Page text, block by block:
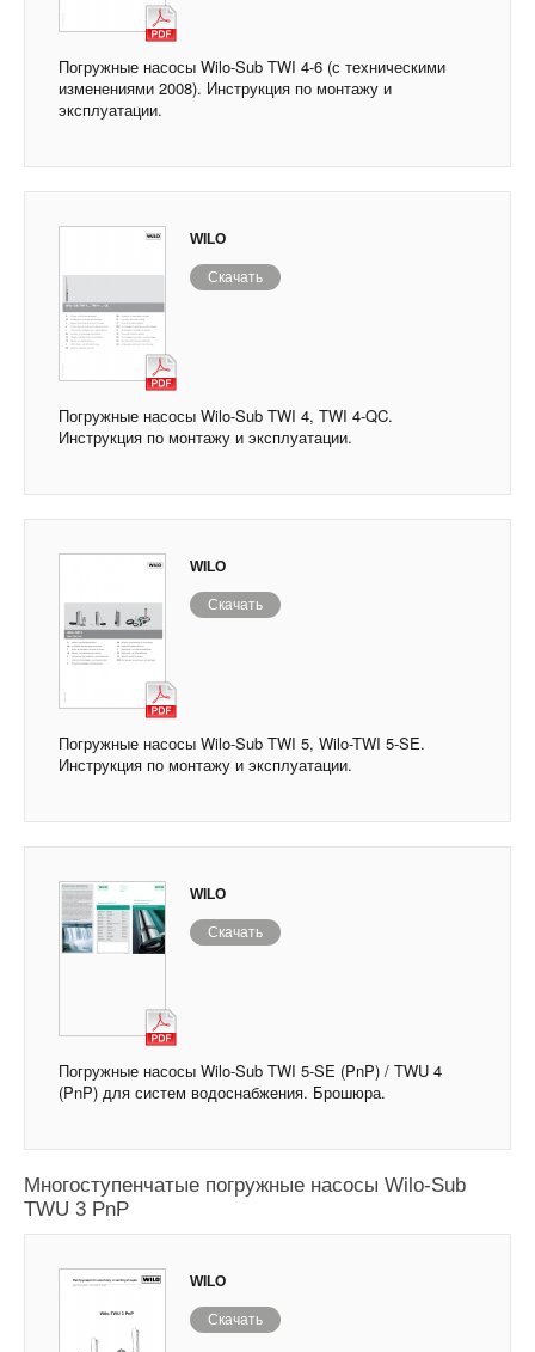
Погружные насосы Wilo-Sub TWI 4-6 (с техническими
изменениями 2008). Инструкция по монтажу и
эксплуатации.
WILO
Скачать
Погружные насосы Wilo-Sub TWI 4, TWI 4-QC.
Инструкция по монтажу и эксплуатации.
WILO
Скачать
Погружные насосы Wilo-Sub TWI 5, Wilo-TWI 5-SE.
Инструкция по монтажу и эксплуатации.
WILO
Скачать
Погружные насосы Wilo-Sub TWI 5-SE (PnP) / TWU 4
(PnP) для систем водоснабжения. Брошюра.
Многоступенчатые погружные насосы Wilo-Sub
TWU 3 PnP
WILO
Скачать